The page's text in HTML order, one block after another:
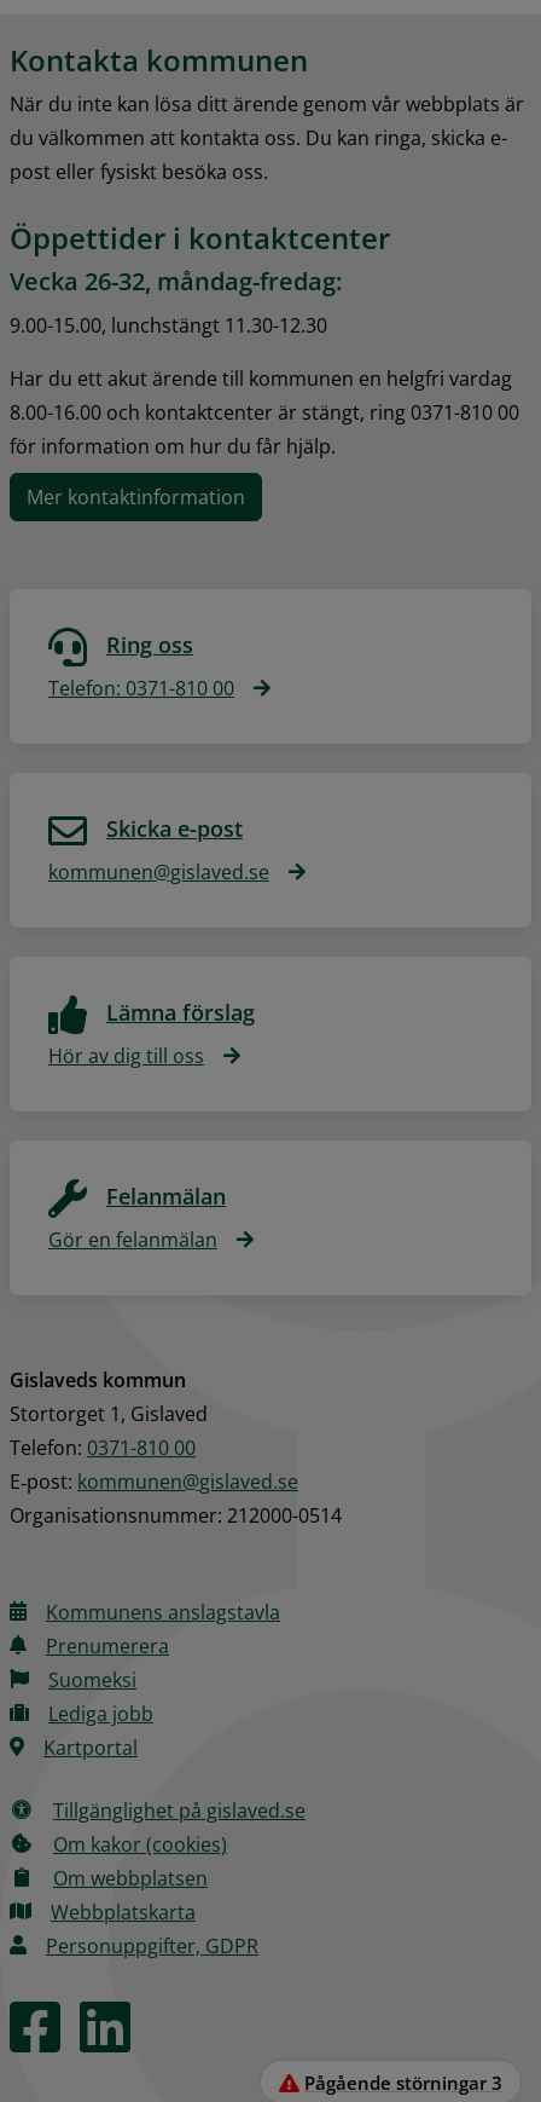
Kontakta kommunen
När du inte kan lösa ditt ärende genom vår webbplats är
du välkommen att kontakta oss. Du kan ringa, skicka e-
post eller fysiskt besöka oss.
Öppettider i kontaktcenter
Vecka 26-32, måndag-fredag:
9.00-15.00, lunchstängt 11.30-12.30
Har du ett akut ärende till kommunen en helgfri vardag
8.00-16.00 och kontaktcenter är stängt, ring 0371-810 00
för information om hur du får hjälp.
Mer kontaktinformation
Ring oss
Telefon: 0371-810 00
Skicka e-post
kommunen@gislaved.se
Lämna förslag
Hör av dig till oss
Felanmälan
Gör en felanmälan
Gislaveds kommun
Stortorget 1, Gislaved
Telefon: 0371-810 00
E‑post: kommunen@gislaved.se
Organisationsnummer: 212000-0514
Kommunens anslagstavla
Prenumerera
Suomeksi
Lediga jobb
Kartportal
Tillgänglighet på gislaved.se
Om kakor (cookies)
Om webbplatsen
Webbplatskarta
Personuppgifter, GDPR
Pågående störningar 3